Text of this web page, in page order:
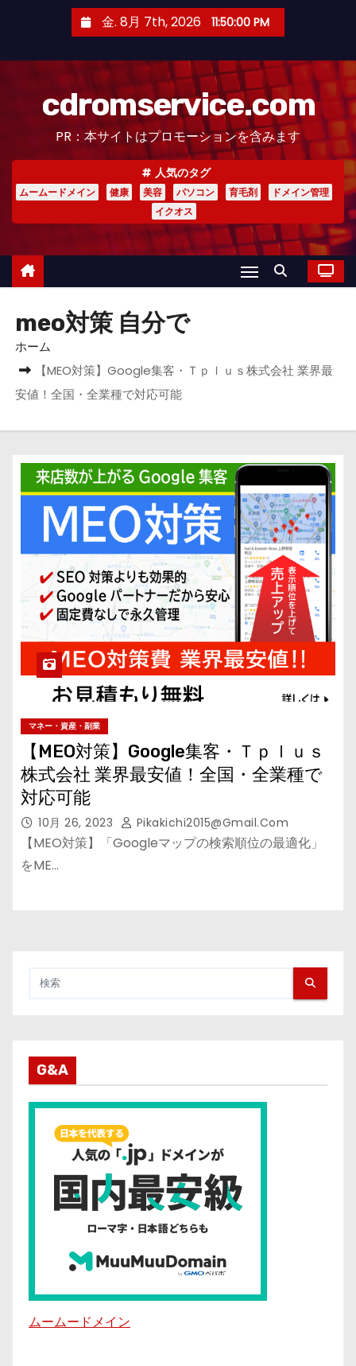
金. 8月 7th, 2026 11:50:00 PM
cdromservice.com
PR：本サイトはプロモーションを含みます
人気のタグ
ムームードメイン 健康 美容 パソコン 育毛剤
ドメイン管理
イクオス
meo対策 自分で
ホーム
【MEO対策】Google集客・Ｔｐｌｕｓ株式会社 業界最
安値！全国・全業種で対応可能
マネー・資産・副業
【MEO対策】Google集客・Ｔｐｌｕｓ
株式会社 業界最安値！全国・全業種で
対応可能
10月 26, 2023 Pikakichi2015@gmail.com
【MEO対策】「Googleマップの検索順位の最適化」
をME…
G&A
ムームードメイン